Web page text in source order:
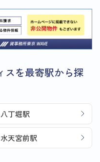
スを最寄駅から探
八丁堀駅
水天宮前駅